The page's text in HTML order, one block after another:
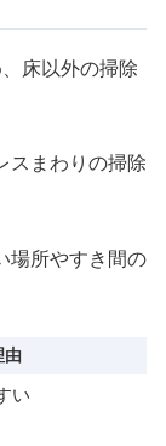
床以外の掃除
スまわりの掃除
場所やすき間の
由
い